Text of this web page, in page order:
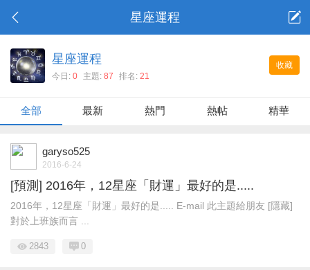
星座運程
收藏
星座運程
今日: 0 主題: 87 排名: 21
全部 最新 熱門 熱帖 精華
garyso525
2016-6-24
[預測] 2016年，12星座「財運」最好的是.....
2016年，12星座「財運」最好的是..... E-mail 此主題給朋友 [隱藏]
對於上班族而言 ...
2843 0